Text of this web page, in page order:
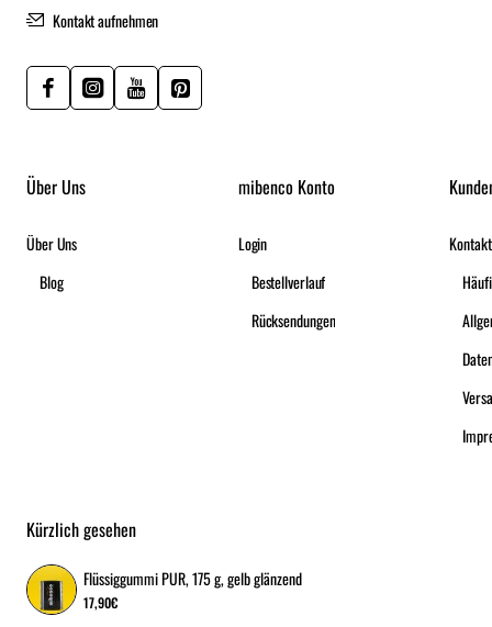
Kontakt aufnehmen
Über Uns
Über Uns
Blog
mibenco Konto
Login
Bestellverlauf
Rücksendungen
Kontakt
Kürzlich gesehen
Flüssiggummi PUR, 175 g, gelb glänzend
17,90€